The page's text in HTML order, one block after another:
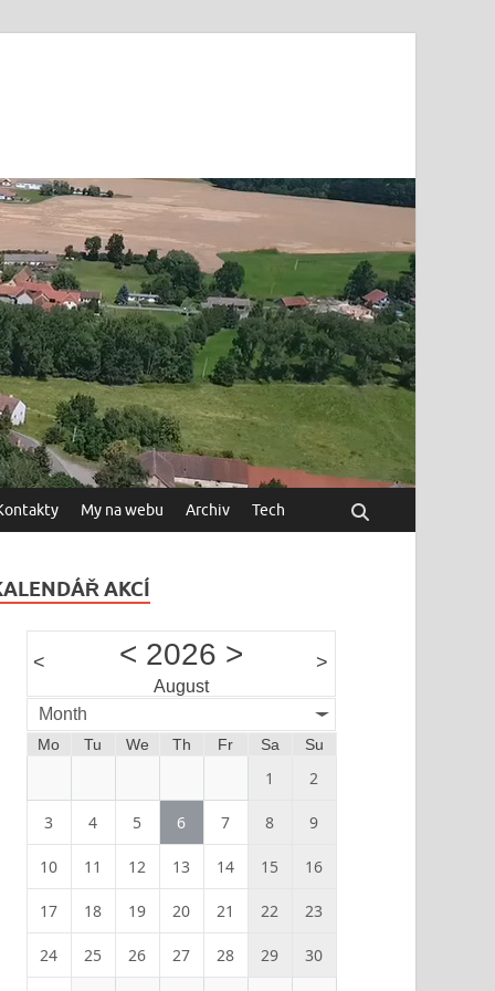
My na webu Archiv Tech
AKCÍ
< < 2026 >
August
>
Month
Mo Tu We Th Fr Sa Su
1 2
3 4 5 6 7 8 9
10 11 12 13 14 15 16
17 18 19 20 21 22 23
24 25 26 27 28 29 30